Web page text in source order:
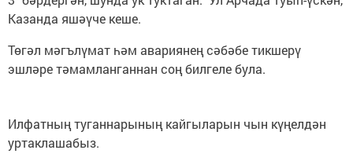
Казанда яшәүче кеше.
Төгәл мәгълүмат һәм авариянең сәбәбе тикшерү
эшләре тәмамланганнан соң билгеле була.
Илфатның туганнарының кайгыларын чын күңелдән
уртаклашабыз.